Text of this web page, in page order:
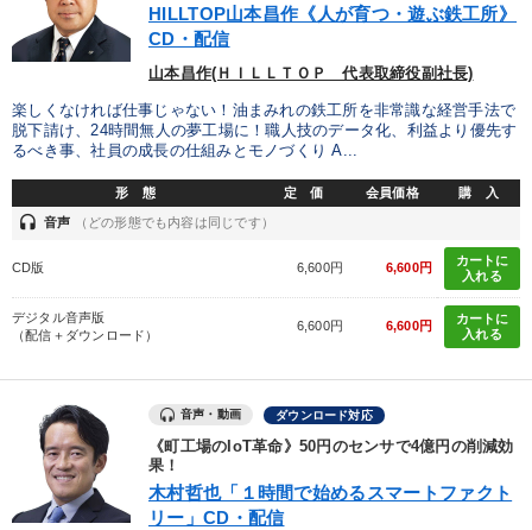
HILLTOP山本昌作《人が育つ・遊ぶ鉄工所》
CD・配信
山本昌作(ＨＩＬＬＴＯＰ 代表取締役副社長)
楽しくなければ仕事じゃない！油まみれの鉄工所を非常識な経営手法で
脱下請け、24時間無人の夢工場に！職人技のデータ化、利益より優先す
るべき事、社員の成長の仕組みとモノづくり A...
形 態 定 価 会員価格 購 入
headset 音声 （どの形態でも内容は同じです）
CD版 6,600円 6,600円
カートに
入れる
デジタル音声版
（配信＋ダウンロード）
6,600円 6,600円
カートに
入れる
音声・動画 ダウンロード対応
《町工場のIoT革命》50円のセンサで4億円の削減効
果！
木村哲也「１時間で始めるスマートファクト
リー」CD・配信